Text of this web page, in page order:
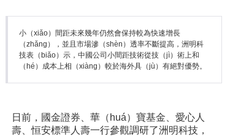
小（xiǎo）間距未來幾年仍然會保持較為快速增長
（zhǎng），並且市場滲（shèn）透率不斷提高，洲明科
技表（biǎo）示，中國公司小間距技術從技（jì）術上和
（hé）成本上相（xiàng）較於海外具（jù）有絕對優勢。
日前，國金證券、華（huá）寶基金、愛心人
壽、恒安標準人壽一行參觀調研了洲明科技，